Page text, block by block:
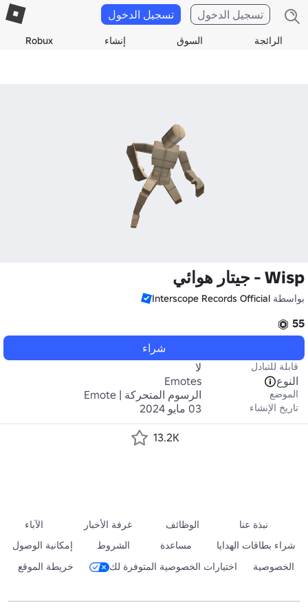
الرائجة السوق إنشاء Robux
تسجيل الدخول تسجيل الدخول
Wisp - جيتار هوائي
بواسطة Interscope Records Official
55
شراء
قابلة للتبادل
لا
النوع
Emotes
الموضع الرسوم المتحركة | Emote
تاريخ الإنشاء 03 مايو 2024
13.2K
نبذة عنا الوظائف غرفة الأخبار
الآباء
شراء بطاقات الهدايا
مساعدة الشروط
إمكانية الوصول
الخصوصية
اختيارات الخصوصية المتوفرة لك خريطة الموقع